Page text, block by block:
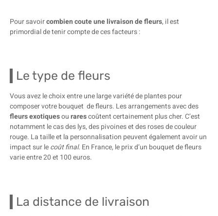
Pour savoircombien coute une livraison de fleurs, il est
primordial de tenir compte de ces facteurs :
Le type de fleurs
Vous avez le choix entre une large variété de plantes pour
composer votre bouquet de fleurs. Les arrangements avec des
fleurs exotiquesourarescoûtent certainement plus cher. C’est
notamment le cas des lys, des pivoines et des roses de couleur
rouge. La taille et la personnalisation peuvent également avoir un
impact sur lecoût final. En France, le prix d’un bouquet de fleurs
varie entre 20 et 100 euros.
La distance de livraison